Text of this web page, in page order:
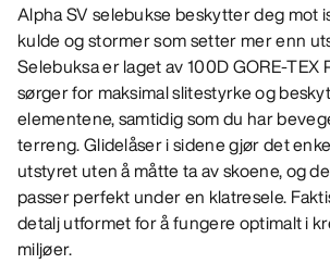
Alpha SV selebukse beskytter deg mot
kulde og stormer som setter mer enn
Selebuksa er laget av 100D GORE-TEX
sørger for maksimal slitestyrke og
elementene, samtidig som du har
terreng. Glidelåser i sidene gjør det
utstyret uten å måtte ta av skoene, og
passer perfekt under en klatresele.
detalj utformet for å fungere optimalt i
miljøer.